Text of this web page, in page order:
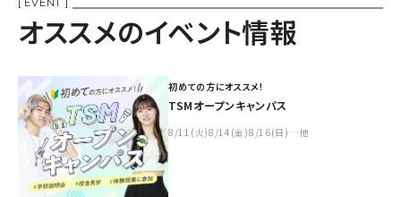
[ EVENT ]
オススメのイベント情報
初めての方にオススメ!
TSMオープンキャンパス
8/11(火)8/14(金)8/16(日) …他